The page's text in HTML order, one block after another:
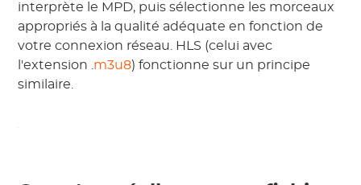
interprète le MPD, puis sélectionne les morceaux
appropriés à la qualité adéquate en fonction de
votre connexion réseau. HLS (celui avec
l'extension .m3u8) fonctionne sur un principe
similaire.